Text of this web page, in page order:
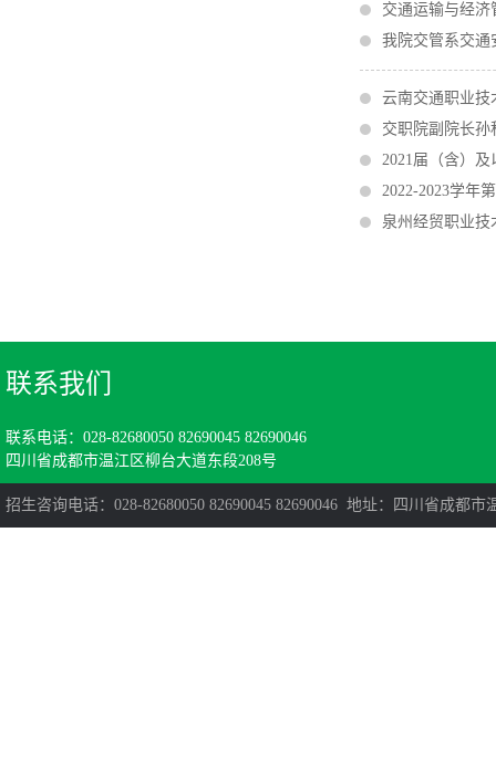
交通运输与经济
我院交管系交通
云南交通职业技
交职院副院长
2021届（含）
2022-2023学年
泉州经贸职业
联系我们
联系电话：028-82680050 82690045 82690046
四川省成都市温江区柳台大道东段208号
招生咨询电话：028-82680050 82690045 82690046 地址：四川省成都